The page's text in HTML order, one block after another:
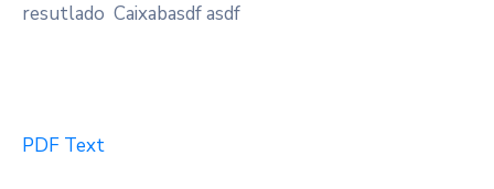
resutlado Caixabasdf asdf
PDF Text